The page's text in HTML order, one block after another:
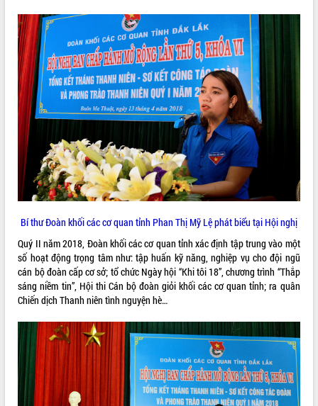
LIÊN KẾT WEB
THỐNG KÊ TRUY CẬP
Hôm nay:
27793
Tất cả:
66073116
Bí thư Đoàn khối các cơ quan tỉnh Phan Thị Mỹ Lệ phát biểu tại Hội nghị
Quý II năm 2018, Đoàn khối các cơ quan tỉnh xác định tập trung vào một
số hoạt động trọng tâm như: tập huấn kỹ năng, nghiệp vụ cho đội ngũ
cán bộ đoàn cấp cơ sở; tổ chức Ngày hội “Khi tôi 18”, chương trình “Thắp
sáng niềm tin”, Hội thi Cán bộ đoàn giỏi khối các cơ quan tỉnh; ra quân
Chiến dịch Thanh niên tình nguyện hè…